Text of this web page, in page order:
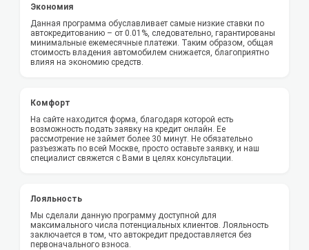
Экономия
Данная программа обуславливает самые низкие ставки по
автокредитованию – от 0.01%, следовательно, гарантированы
минимальные ежемесячные платежи. Таким образом, общая
стоимость владения автомобилем снижается, благоприятно
влияя на экономию средств.
Комфорт
На сайте находится форма, благодаря которой есть
возможность подать заявку на кредит онлайн. Ее
рассмотрение не займет более 30 минут. Не обязательно
разъезжать по всей Москве, просто оставьте заявку, и наш
специалист свяжется с Вами в целях консультации.
Лояльность
Мы сделали данную программу доступной для
максимального числа потенциальных клиентов. Лояльность
заключается в том, что автокредит предоставляется без
первоначального взноса.